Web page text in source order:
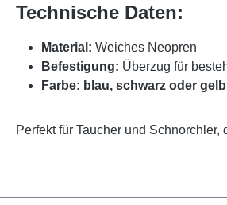
Technische Daten:
Material: Weiches Neopren
Befestigung: Überzug für
Farbe: blau, schwarz oder gelb
Perfekt für Taucher und Schnorchler,